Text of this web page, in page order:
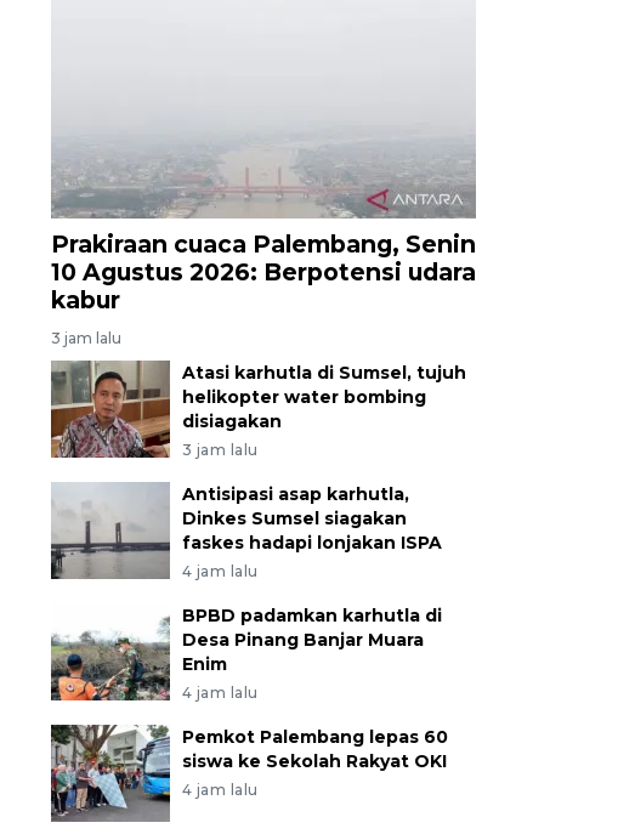
Prakiraan cuaca Palembang, Senin
10 Agustus 2026: Berpotensi udara
kabur
3 jam lalu
Atasi karhutla di Sumsel, tujuh
helikopter water bombing
disiagakan
3 jam lalu
Antisipasi asap karhutla,
Dinkes Sumsel siagakan
faskes hadapi lonjakan ISPA
4 jam lalu
BPBD padamkan karhutla di
Desa Pinang Banjar Muara
Enim
4 jam lalu
Pemkot Palembang lepas 60
siswa ke Sekolah Rakyat OKI
4 jam lalu